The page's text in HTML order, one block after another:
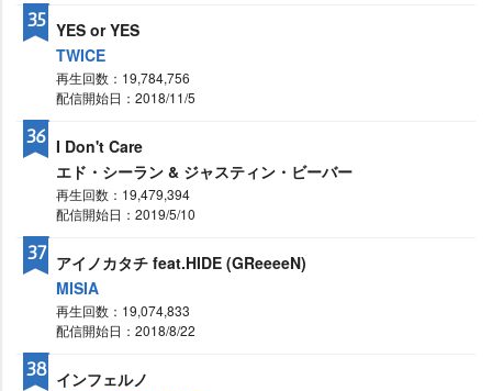
YES or YES
TWICE
再生回数：19,784,756
配信開始日：2018/11/5
35
I Don't Care
エド・シーラン & ジャスティン・ビーバー
再生回数：19,479,394
配信開始日：2019/5/10
36
アイノカタチ feat.HIDE (GReeeeN)
MISIA
再生回数：19,074,833
配信開始日：2018/8/22
37
インフェルノ
38